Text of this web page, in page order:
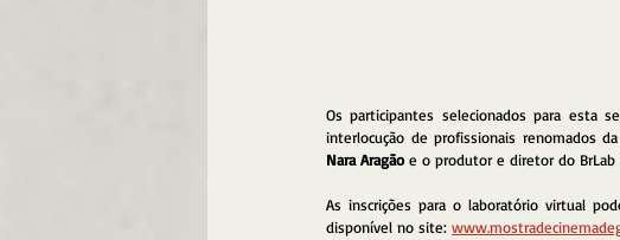
Os participantes selecionados para esta
interlocução de profissionais renomados
Nara Aragão e o produtor e diretor do BrLab
As inscrições para o laboratório virtual
disponível no site: